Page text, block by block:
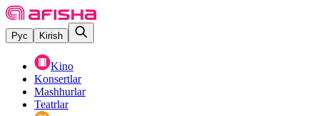
Рус Kirish
Kino
Konsertlar
Mashhurlar
Teatrlar